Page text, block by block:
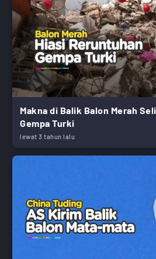
Makna di Balik Balon Merah
Gempa Turki
lewat 3 tahun lalu